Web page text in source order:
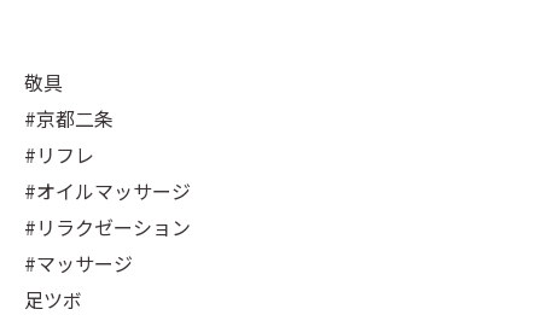
敬具
#京都二条
#リフレ
#オイルマッサージ
#リラクゼーション
#マッサージ
足ツボ